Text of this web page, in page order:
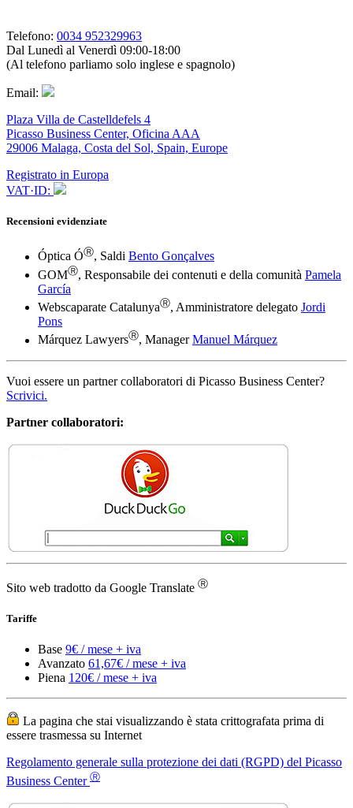
Telefono: 0034 952329963
Dal Lunedì al Venerdì 09:00-18:00
(Al telefono parliamo solo inglese e spagnolo)
Email:
Plaza Villa de Castelldefels 4
Picasso Business Center, Oficina AAA
29006 Malaga, Costa del Sol, Spain, Europe
Registrato in Europa
VAT·ID:
Recensioni evidenziate
Óptica ÓⓇ, Saldi Bento Gonçalves
GOMⓇ, Responsabile dei contenuti e della comunità Pamela
García
Webscaparate CatalunyaⓇ, Amministratore delegato Jordi
Pons
Márquez LawyersⓇ, ManagerManuel Márquez
Vuoi essere un partner collaboratori di Picasso Business Center?
Scrivici.
Partner collaboratori:
Sito web tradotto da Google Translate
Base9€ / mese + iva
Avanzato61,67€ / mese + iva
La pagina che stai visualizzando è stata crittografata prima di
Regolamento generale sulla protezione dei dati (RGPD) del Picasso
Business CenterⓇ
Picasso Business Center ® e il logo Picasso Business Center sono
marchi registrati di
Servizi di ufficio virtuale